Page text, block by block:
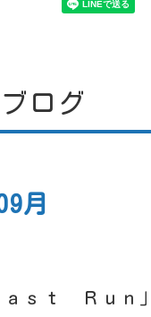
ログ
月
ａｓｔ Ｒｕｎ」